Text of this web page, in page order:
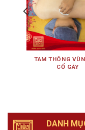
TAM THÔNG
CỔ GÁY
DANH